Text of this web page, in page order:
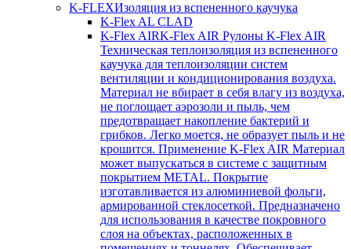
K-FLEXИзоляция из вспененного каучука
K-Flex AL CLAD
K-Flex AIRK-Flex AIR Рулоны K-Flex AIR
Техническая теплоизоляция из вспененного
каучука для теплоизоляции систем
вентиляции и кондиционирования воздуха.
Материал не вбирает в себя влагу из воздуха,
не поглощает аэрозоли и пыль, чем
предотвращает накопление бактерий и
грибков. Легко моется, не образует пыль и не
крошится. Применение K-Flex AIR Материал
может выпускаться в системе c защитным
покрытием METAL. Покрытие
изготавливается из алюминиевой фольги,
армированной стеклосеткой. Предназначено
для использования в качестве покровного
слоя на объектах, расположенных в